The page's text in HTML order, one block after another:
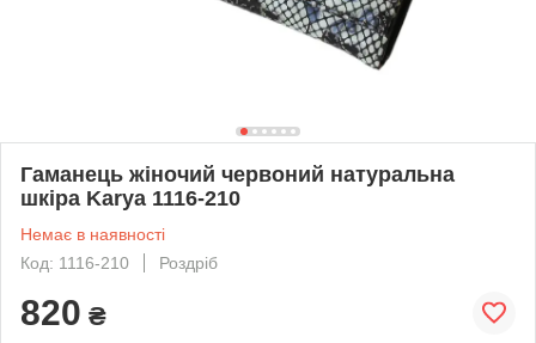
Гаманець жіночий червоний натуральна
шкіра Karya 1116-210
Немає в наявності
Код: 1116-210
Роздріб
820 ₴